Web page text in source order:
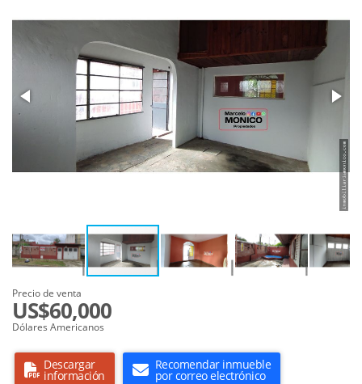
Precio de venta
US$60,000
Dólares Americanos
Descargar
información
Recomendar inmueble
por correo electrónico